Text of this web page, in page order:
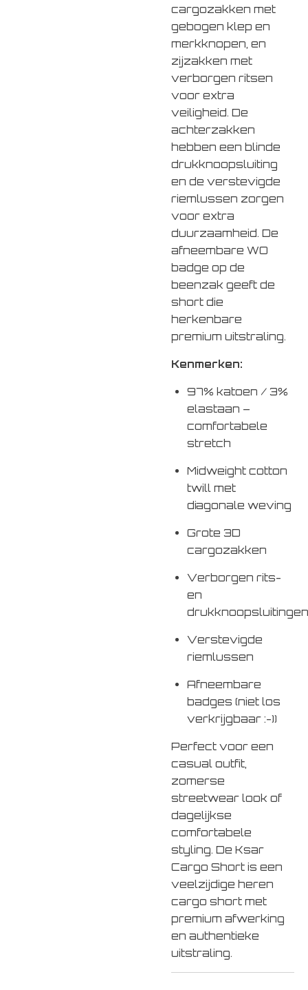
cargozakken met
gebogen klep en
merkknopen, en
zijzakken met
verborgen ritsen
voor extra
veiligheid. De
achterzakken
hebben een blinde
drukknoopsluiting
en de verstevigde
riemlussen zorgen
voor extra
duurzaamheid. De
afneembare WO
badge op de
beenzak geeft de
short die
herkenbare
premium uitstraling.
Kenmerken:
97% katoen / 3%
elastaan –
comfortabele
stretch
Midweight cotton
twill met
diagonale weving
Grote 3D
cargozakken
Verborgen rits-
en
drukknoopsluitingen
Verstevigde
riemlussen
Afneembare
badges (niet los
verkrijgbaar :-))
Perfect voor een
casual outfit,
zomerse
streetwear look of
dagelijkse
comfortabele
styling. De Ksar
Cargo Short is een
veelzijdige heren
cargo short met
premium afwerking
en authentieke
uitstraling.